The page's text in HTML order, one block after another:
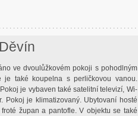
ve dvoulůžkovém pokoji s pohodlným
je také koupelna s perličkovou vanou.
je vybaven také satelitní televizí, Wi-
Pokoj je klimatizovaný. Ubytovaní hosté
župan a pantofle. V objektu se také